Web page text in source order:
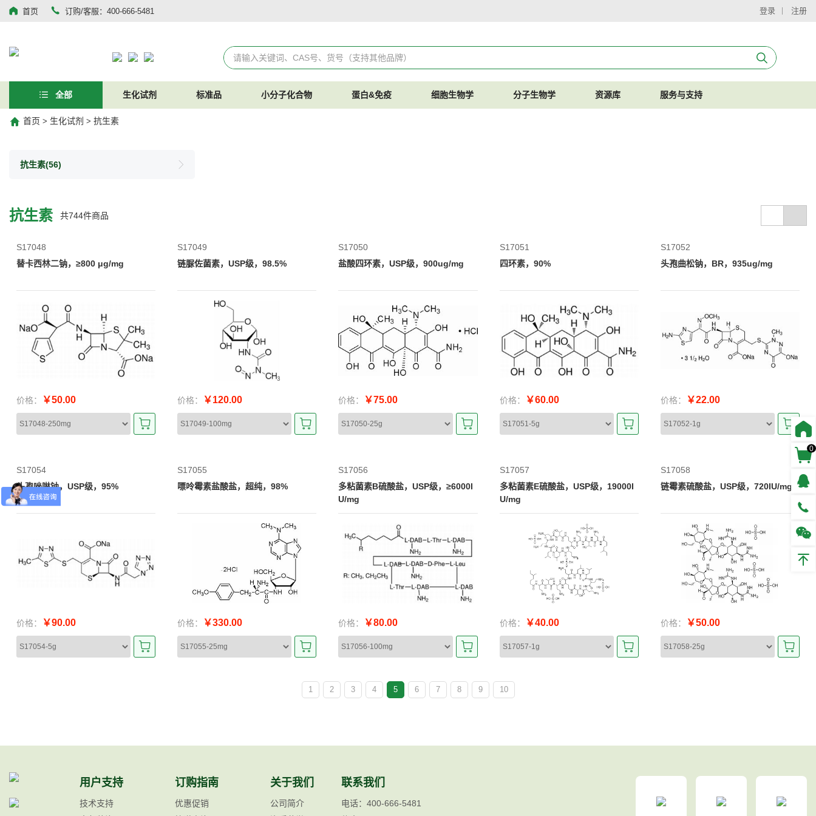
首页 订购/客服：400-666-5481 登录 注册
全部 生化试剂 标准品 小分子化合物 蛋白&免疫 细胞生物学 分子生物学 资源库 服务与支持
首页 > 生化试剂 > 抗生素
抗生素(56)
抗生素 共744件商品
S17048
替卡西林二钠，≥800 μg/mg
价格： ￥50.00
S17049
链脲佐菌素，USP级，98.5%
价格： ￥120.00
S17050
盐酸四环素，USP级，900ug/mg
价格： ￥75.00
S17051
四环素，90%
价格： ￥60.00
S17052
头孢曲松钠，BR，935ug/mg
价格： ￥22.00
S17054
头孢唑啉钠，USP级，95%
价格： ￥90.00
S17055
嘌呤霉素盐酸盐，超纯，98%
价格： ￥330.00
S17056
多粘菌素B硫酸盐，USP级，≥6000I
U/mg
价格： ￥80.00
S17057
多粘菌素E硫酸盐，USP级，19000I
U/mg
价格： ￥40.00
S17058
链霉素硫酸盐，USP级，720IU/mg
价格： ￥50.00
1 2 3 4 5 6 7 8 9 10
用户支持
技术支持
订购指南
优惠促销
关于我们
公司简介
联系我们
电话：400-666-5481
0